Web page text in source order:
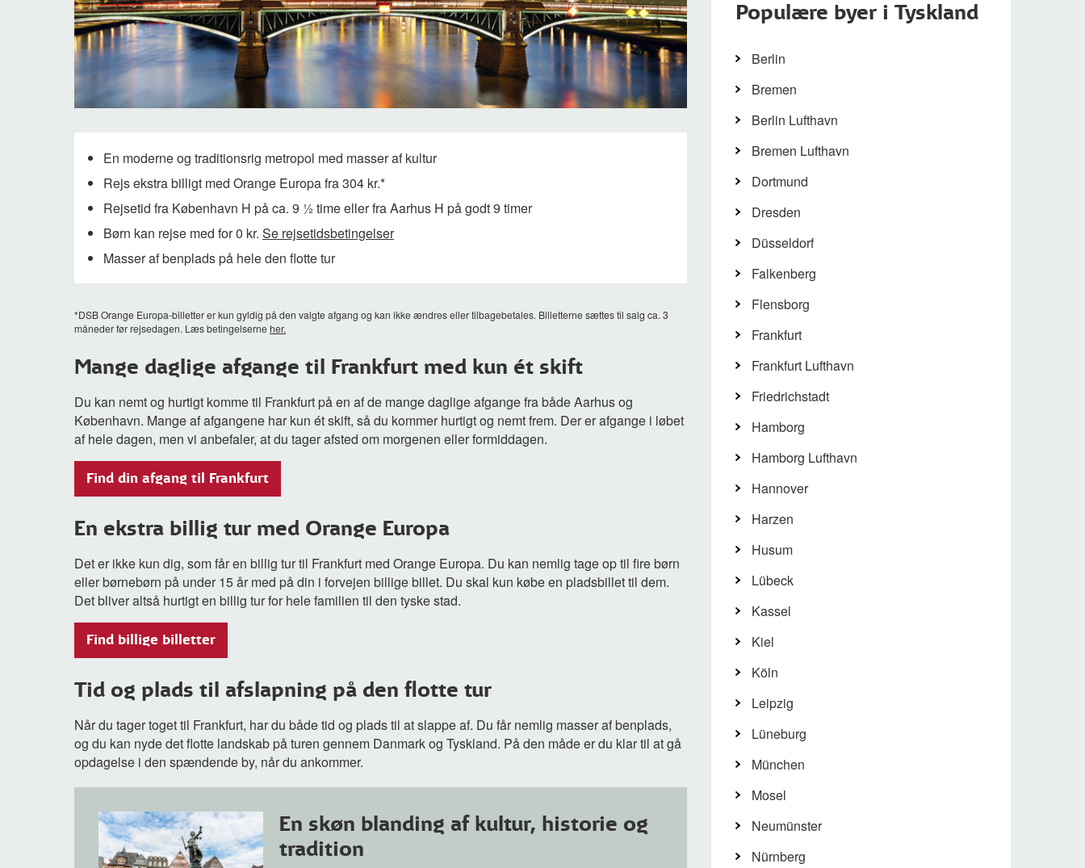
En moderne og traditionsrig metropol med masser af kultur
Rejs ekstra billigt med Orange Europa fra 304 kr.*
Rejsetid fra København H på ca. 9 ½ time eller fra Aarhus H på godt 9 timer
Børn kan rejse med for 0 kr. Se rejsetidsbetingelser
Masser af benplads på hele den flotte tur
*DSB Orange Europa-billetter er kun gyldig på den valgte afgang og kan ikke ændres eller tilbagebetales. Billetterne sættes til salg ca. 3
måneder før rejsedagen. Læs betingelserneher.
Mange daglige afgange til Frankfurt med kun ét skift
Du kan nemt og hurtigt komme til Frankfurt på en af de mange daglige afgange fra både Aarhus og
København. Mange af afgangene har kun ét skift, så du kommer hurtigt og nemt frem. Der er afgange i løbet
af hele dagen, men vi anbefaler, at du tager afsted om morgenen eller formiddagen.
Find din afgang til Frankfurt
En ekstra billig tur med Orange Europa
Det er ikke kun dig, som får en billig tur til Frankfurt med Orange Europa. Du kan nemlig tage op til fire børn
eller børnebørn på under 15 år med på din i forvejen billige billet. Du skal kun købe en pladsbillet til dem.
Det bliver altså hurtigt en billig tur for hele familien til den tyske stad.
Find billige billetter
Tid og plads til afslapning på den flotte tur
Når du tager toget til Frankfurt, har du både tid og plads til at slappe af. Du får nemlig masser af benplads,
og du kan nyde det flotte landskab på turen gennem Danmark og Tyskland. På den måde er du klar til at gå
opdagelse i den spændende by, når du ankommer.
En skøn blanding af kultur, historie og
tradition
Populære byer i Tyskland
Berlin
Bremen
Berlin Lufthavn
Bremen Lufthavn
Dortmund
Dresden
Düsseldorf
Falkenberg
Flensborg
Frankfurt
Frankfurt Lufthavn
Friedrichstadt
Hamborg
Hamborg Lufthavn
Hannover
Harzen
Husum
Lübeck
Kassel
Kiel
Köln
Leipzig
Lüneburg
München
Mosel
Neumünster
Nürnberg